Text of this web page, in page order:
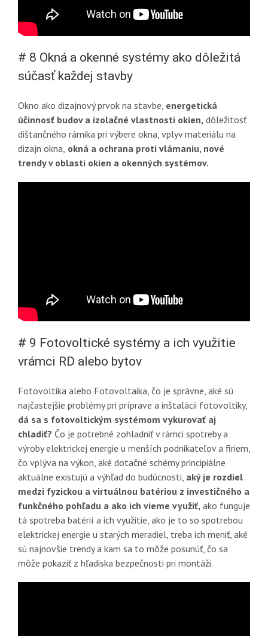
# 8 Okná a okenné systémy ako dôležitá
súčasť každej stavby
Okno ako dizajnový prvok na stavbe, energetická
účinnosť budov a izolačné vlastnosti okien, dôležitosť
dištančného rámika pri výbere okna, vplyv materiálu na
dizajn okna, okná a ochrana proti vlámaniu, nové
trendy v oblasti okien a okenných systémov.
# 9 Fotovoltické systémy a ich využitie
vrámci RD alebo bytov
Fotovoltika alebo Fotovoltaika, čo je správne, aké sú
najčastejšie problémy pri príprave a inštalácii fotovoltiky,
dá sa s fotovoltickým systémom vykurovať aj
chladiť? Čo je potrebné zohladniť v rámci spotreby a
výroby elektrickej energie u menších podnikateľov a firiem,
čo vplýva na výkon, aké dotačné schémy principiálne
aktuálne existujú a výhľad do budúcnosti, aký je rozdiel
medzi fyzickou a virtuálnou batériou z investičného a
funkčného pohľadu a ako ich vieme využiť, ako funguje
tá spotreba batérií a ich využitie, ako je to so spotrebou
elektrickej energie u starých meradiel, treba ich meniť, aké
sú najnovšie trendy a kam sa to môže posunúť, čo sa
môže pokaziť z hľadiska bezpečnosti pri montáži.